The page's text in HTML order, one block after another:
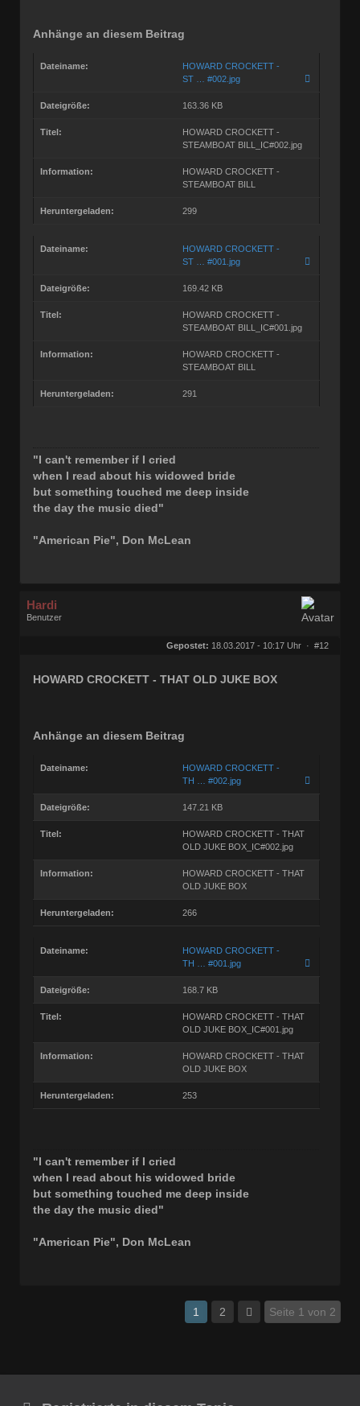
Anhänge an diesem Beitrag
Dateiname:
HOWARD CROCKETT -
ST … #002.jpg
Dateigröße: 163.36 KB
Titel:
HOWARD CROCKETT -
STEAMBOAT BILL_IC#002.jpg
Information:
HOWARD CROCKETT -
STEAMBOAT BILL
Heruntergeladen: 299
Dateiname:
HOWARD CROCKETT -
ST … #001.jpg
Dateigröße: 169.42 KB
Titel:
HOWARD CROCKETT -
STEAMBOAT BILL_IC#001.jpg
Information:
HOWARD CROCKETT -
STEAMBOAT BILL
Heruntergeladen: 291
"I can't remember if I cried
when I read about his widowed bride
but something touched me deep inside
the day the music died"
"American Pie", Don McLean
Hardi
Benutzer
Gepostet: 18.03.2017 - 10:17 Uhr · #12
HOWARD CROCKETT - THAT OLD JUKE BOX
Anhänge an diesem Beitrag
Dateiname:
HOWARD CROCKETT -
TH … #002.jpg
Dateigröße: 147.21 KB
Titel:
HOWARD CROCKETT - THAT
OLD JUKE BOX_IC#002.jpg
Information:
HOWARD CROCKETT - THAT
OLD JUKE BOX
Heruntergeladen: 266
Dateiname:
HOWARD CROCKETT -
TH … #001.jpg
Dateigröße: 168.7 KB
Titel:
HOWARD CROCKETT - THAT
OLD JUKE BOX_IC#001.jpg
Information:
HOWARD CROCKETT - THAT
OLD JUKE BOX
Heruntergeladen: 253
"I can't remember if I cried
when I read about his widowed bride
but something touched me deep inside
the day the music died"
"American Pie", Don McLean
1 2 Seite 1 von 2